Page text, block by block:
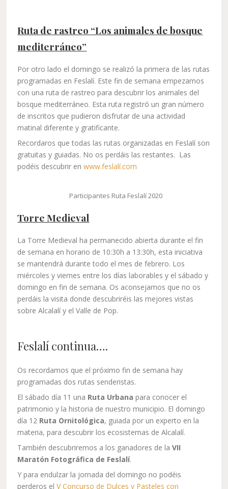
Ruta de rastreo “Los animales de bosque
mediterráneo”
Por otro lado el domingo se realizó la primera de las rutas
programadas en Feslalí. Este fin de semana empezamos
con una ruta de rastreo para descubrir los animales del
bosque mediterráneo. Esta ruta registró un gran número
de inscritos que pudieron disfrutar de una actividad
matinal diferente y gratificante.
Recordaros que todas las rutas organizadas en Feslalí son
gratuitas y guiadas. No os perdáis las restantes. Las
podéis descubrir enwww.feslalí.com
Participantes Ruta Feslalí 2020
Torre Medieval
La Torre Medieval ha permanecido abierta durante el fin
de semana en horario de 10:30h a 13:30h, esta iniciativa
se mantendrá durante todo el mes de febrero. Los
miércoles y viernes entre los días laborables y el sábado y
domingo en fin de semana. Os aconsejamos que no os
perdáis la visita donde descubriréis las mejores vistas
sobre Alcalalí y el Valle de Pop.
Feslalí continua….
Os recordamos que el próximo fin de semana hay
programadas dos rutas senderistas.
El sábado día 11 una Ruta Urbana para conocer el
patrimonio y la historia de nuestro municipio. El domingo
día 12 Ruta Ornitológica, guiada por un experto en la
materia, para descubrir los ecosistemas de Alcalalí.
También descubriremos a los ganadores de laVII
Maratón Fotográfica de Feslalí.
Y para endulzar la jornada del domingo no podéis
perderos elV Concurso de Dulces y Pasteles con